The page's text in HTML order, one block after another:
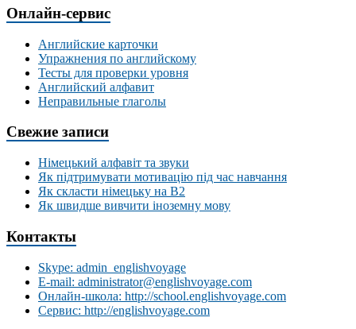
Онлайн-сервис
Английские карточки
Упражнения по английскому
Тесты для проверки уровня
Английский алфавит
Неправильные глаголы
Свежие записи
Німецький алфавіт та звуки
Як підтримувати мотивацію під час навчання
Як скласти німецьку на В2
Як швидше вивчити іноземну мову
Контакты
Skype: admin_englishvoyage
E-mail: administrator@englishvoyage.com
Онлайн-школа: http://school.englishvoyage.com
Сервис: http://englishvoyage.com